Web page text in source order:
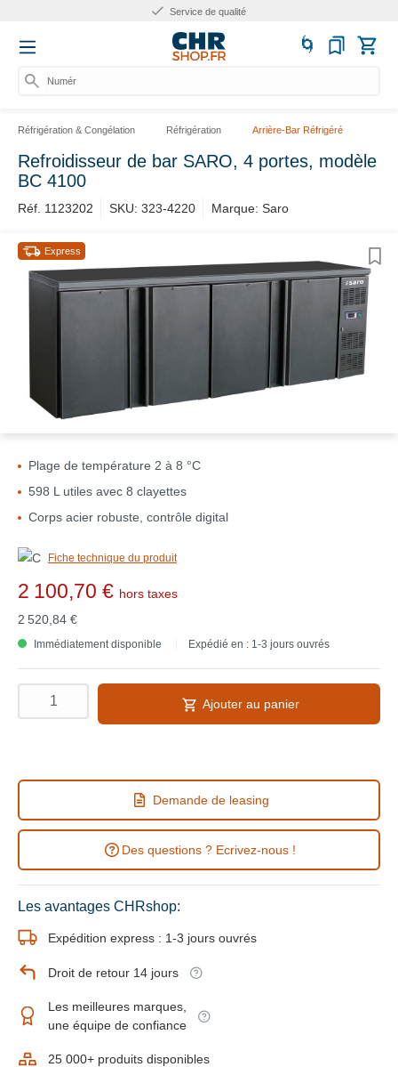
Service de qualité
Numéro d
Réfrigération & Congélation Réfrigération Arrière-Bar Réfrigéré
Refroidisseur de bar SARO, 4 portes, modèle
BC 4100
Réf. 1123202 SKU: 323-4220 Marque: Saro
Express
Plage de température 2 à 8 °C
598 L utiles avec 8 clayettes
Corps acier robuste, contrôle digital
Fiche technique du produit
2 100,70 € hors taxes
2 520,84 €
Immédiatement disponible Expédié en : 1-3 jours ouvrés
Ajouter au panier
Demande de leasing
Des questions ? Ecrivez-nous !
Les avantages CHRshop:
Expédition express : 1-3 jours ouvrés
Droit de retour 14 jours
Les meilleures marques,
une équipe de confiance
25 000+ produits disponibles